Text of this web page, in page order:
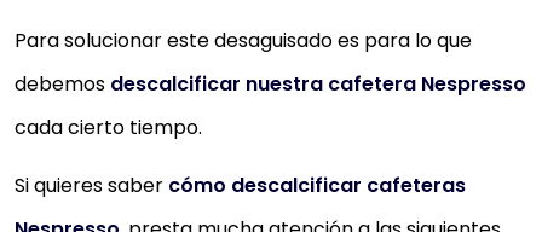
Para solucionar este desaguisado es para lo que
debemos descalcificar nuestra cafetera Nespresso
cada cierto tiempo.
Si quieres saber cómo descalcificar cafeteras